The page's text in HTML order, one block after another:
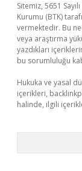
Sitemiz, 5651
Kurumu (BTK)
vermektedir. Bu
veya araştırma
yazdıkları
bu sorumluluğu
Hukuka ve yasal
içerikleri,
halinde, ilgili